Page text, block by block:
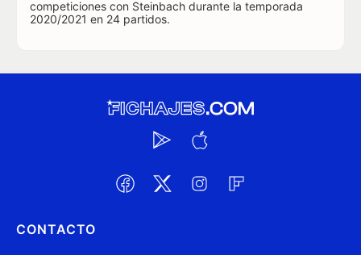
competiciones con Steinbach durante la temporada
2020/2021 en 24 partidos.
CONTACTO